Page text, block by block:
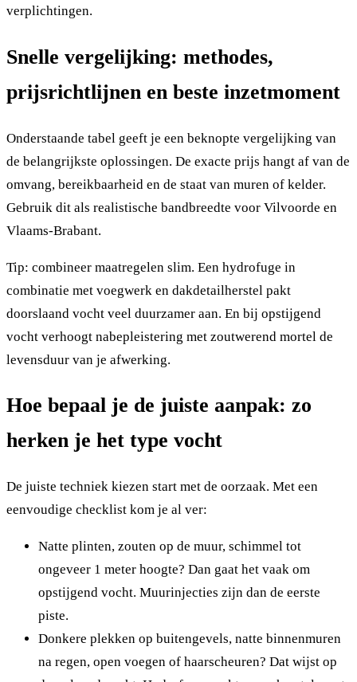
verplichtingen.
Snelle vergelijking: methodes,
prijsrichtlijnen en beste inzetmoment
Onderstaande tabel geeft je een beknopte vergelijking van
de belangrijkste oplossingen. De exacte prijs hangt af van de
omvang, bereikbaarheid en de staat van muren of kelder.
Gebruik dit als realistische bandbreedte voor Vilvoorde en
Vlaams-Brabant.
Tip: combineer maatregelen slim. Een hydrofuge in
combinatie met voegwerk en dakdetailherstel pakt
doorslaand vocht veel duurzamer aan. En bij opstijgend
vocht verhoogt nabepleistering met zoutwerend mortel de
levensduur van je afwerking.
Hoe bepaal je de juiste aanpak: zo
herken je het type vocht
De juiste techniek kiezen start met de oorzaak. Met een
eenvoudige checklist kom je al ver:
Natte plinten, zouten op de muur, schimmel tot
ongeveer 1 meter hoogte? Dan gaat het vaak om
opstijgend vocht. Muurinjecties zijn dan de eerste
piste.
Donkere plekken op buitengevels, natte binnenmuren
na regen, open voegen of haarscheuren? Dat wijst op